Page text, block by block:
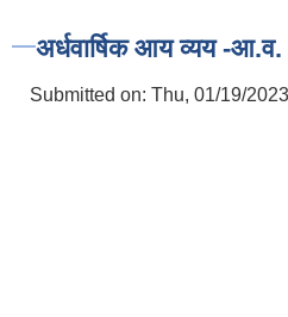
अर्धवार्षिक आय व्यय -
Submitted on: Thu, 01/19/